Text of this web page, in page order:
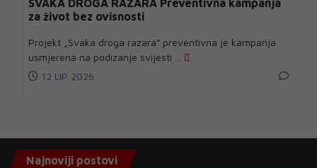
za život bez ovisnosti
Projekt „Svaka droga razara“ preventivna je kampanja
usmjerena na podizanje svijesti ...
12 LIP 2026
Najnoviji postovi